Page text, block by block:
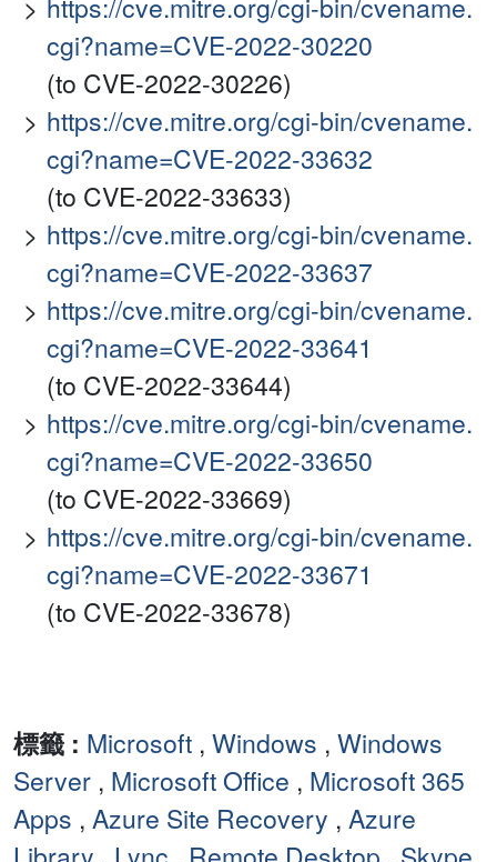
https://cve.mitre.org/cgi-bin/cvename.
cgi?name=CVE-2022-30220
(to CVE-2022-30226)
https://cve.mitre.org/cgi-bin/cvename.
cgi?name=CVE-2022-33632
(to CVE-2022-33633)
https://cve.mitre.org/cgi-bin/cvename.
cgi?name=CVE-2022-33637
https://cve.mitre.org/cgi-bin/cvename.
cgi?name=CVE-2022-33641
(to CVE-2022-33644)
https://cve.mitre.org/cgi-bin/cvename.
cgi?name=CVE-2022-33650
(to CVE-2022-33669)
https://cve.mitre.org/cgi-bin/cvename.
cgi?name=CVE-2022-33671
(to CVE-2022-33678)
標籤 : Microsoft , Windows , Windows
Server , Microsoft Office , Microsoft 365
Apps , Azure Site Recovery , Azure